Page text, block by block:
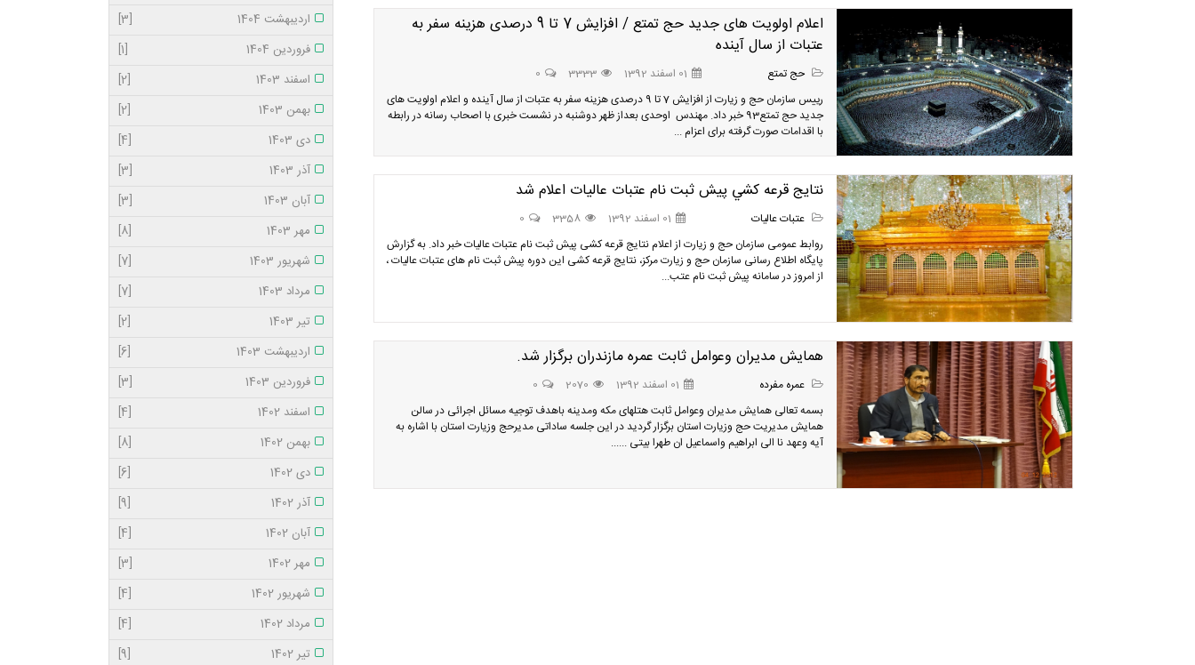
اعلام اولویت های جدید حج تمتع / افزایش 7 تا 9 درصدی هزینه سفر به
عتبات از سال آینده
حج تمتع 01 اسفند 1392 3333
0
رییس سازمان حج و زیارت از افزایش 7 تا 9 درصدی هزینه سفر به عتبات از سال آینده و اعلام اولویت های
جدید حج تمتع93 خبر داد. مهندس اوحدی بعداز ظهر دوشنبه در نشست خبری با اصحاب رسانه در رابطه
با اقدامات صورت گرفته برای اعزام ...
نتايج قرعه کشي پیش ثبت نام عتبات عاليات اعلام شد
عتبات عالیات 01 اسفند 1392 3358
0
روابط عمومی سازمان حج و زیارت از اعلام نتایج قرعه کشی پیش ثبت نام عتبات عالیات خبر داد. به گزارش
پایگاه اطلاع رسانی سازمان حج و زیارت مرکز، نتایج قرعه کشی این دوره پیش ثبت نام های عتبات عالیات ،
از امروز در سامانه پیش ثبت نام عتب...
همایش مدیران وعوامل ثابت عمره مازندران برگزار شد.
عمره مفرده 01 اسفند 1392 2070
0
بسمه تعالی همایش مدیران وعوامل ثابت هتلهای مکه ومدینه باهدف توجیه مسائل اجرائی در سالن
همایش مدیریت حج وزیارت استان برگزار گردید در این جلسه ساداتی مدیرحج وزیارت استان با اشاره به
آیه وعهد نا الی ابراهیم واسماعیل ان طهرا بیتی ......
اردیبهشت 1404
[3]
فروردین 1404
[1]
اسفند 1403
[2]
بهمن 1403
[2]
دی 1403
[4]
آذر 1403
[3]
آبان 1403
[3]
مهر 1403
[8]
شهریور 1403
[7]
مرداد 1403
[7]
تیر 1403
[2]
اردیبهشت 1403
[6]
فروردین 1403
[3]
اسفند 1402
[4]
بهمن 1402
[8]
دی 1402
[6]
آذر 1402
[9]
آبان 1402
[4]
مهر 1402
[3]
شهریور 1402
[4]
مرداد 1402
[4]
تیر 1402
[9]